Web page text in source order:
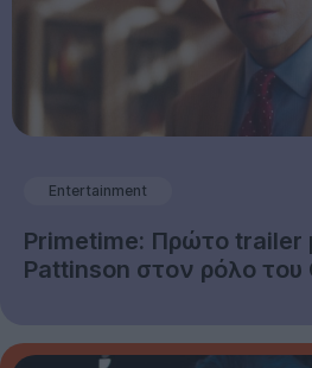
Entertainment
Primetime: Πρώτο trailer
Pattinson στον ρόλο του